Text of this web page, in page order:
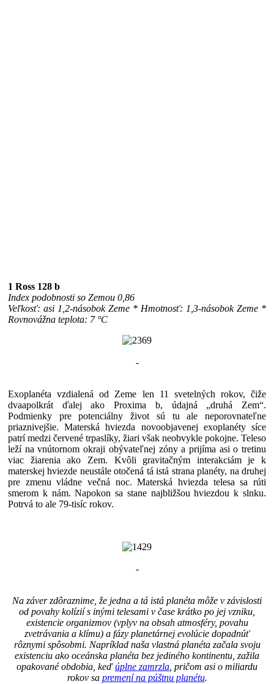
1 Ross 128 b
Index podobnosti so Zemou 0,86
Veľkosť: asi 1,2-násobok Zeme * Hmotnosť: 1,3-násobok Zeme *
Rovnovážna teplota: 7 °C
-
Exoplanéta vzdialená od Zeme len 11 svetelných rokov, čiže
dvaapolkrát ďalej ako Proxima b, údajná „druhá Zem“.
Podmienky pre potenciálny život sú tu ale neporovnateľne
priaznivejšie. Materská hviezda novoobjavenej exoplanéty síce
patrí medzi červené trpaslíky, žiari však neobvykle pokojne. Teleso
leží na vnútornom okraji obývateľnej zóny a prijíma asi o tretinu
viac žiarenia ako Zem. Kvôli gravitačným interakciám je k
materskej hviezde neustále otočená tá istá strana planéty, na druhej
pre zmenu vládne večná noc. Materská hviezda telesa sa rúti
smerom k nám. Napokon sa stane najbližšou hviezdou k slnku.
Potrvá to ale 79-tisíc rokov.
-
Na záver zdôraznime, že jedna a tá istá planéta môže v závislosti
od povahy kolízií s inými telesami v čase krátko po jej vzniku,
existencie organizmov (vplyv na obsah atmosféry, povahu
zvetrávania a klímu) a fázy planetárnej evolúcie dopadnúť
rôznymi spôsobmi. Napríklad naša vlastná planéta začala svoju
existenciu ako oceánska planéta bez jediného kontinentu, zažila
opakované obdobia, keďúplne zamrzla , pričom asi o miliardu
rokov sa premení na púštnu planétu.